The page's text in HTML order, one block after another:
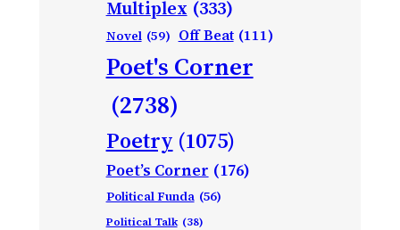
Multiplex (333)
Novel (59) Off Beat (111)
Poet's Corner
(2738)
Poetry (1075)
Poet’s Corner (176)
Political Funda (56)
Political Talk (38)